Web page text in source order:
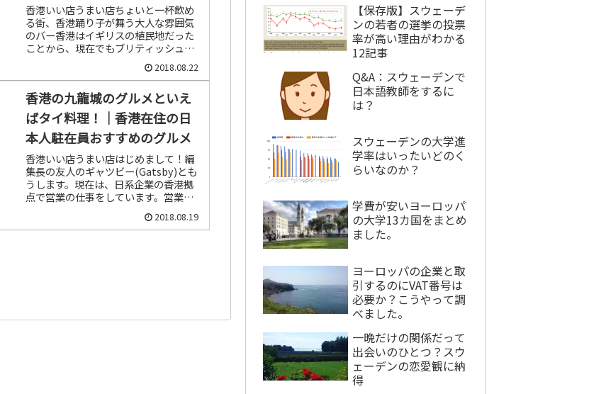
香港いい店うまい店ちょいと一杯飲め
る街、香港踊り子が舞う大人な雰囲気
のバー香港はイギリスの植民地だった
ことから、現在でもブリティッシュパ
ブのような小粋な飲み屋が至る所にあ
り、中環(Central)、銅鑼湾(Causeway
Bay)、灣仔(...
2018.08.22
香港の九龍城のグルメといえ
ばタイ料理！｜香港在住の日
本人駐在員おすすめのグルメ
香港いい店うまい店はじめまして！編
集長の友人のギャツビー(Gatsby)とも
うします。現在は、日系企業の香港拠
点で営業の仕事をしています。営業と
いう仕事がら、お客さんと会食する機
会もおおく、日々おいしくて雰囲気の
いいお店を探求しています。香...
2018.08.19
【保存版】スウェーデ
ンの若者の選挙の投票
率が高い理由がわかる
12記事
Q&A：スウェーデンで
日本語教師をするに
は？
スウェーデンの大学進
学率はいったいどのく
らいなのか？
学費が安いヨーロッパ
の大学13カ国をまとめ
ました。
ヨーロッパの企業と取
引するのにVAT番号は
必要か？こうやって調
べました。
一晩だけの関係だって
出会いのひとつ？スウ
ェーデンの恋愛観に納
得